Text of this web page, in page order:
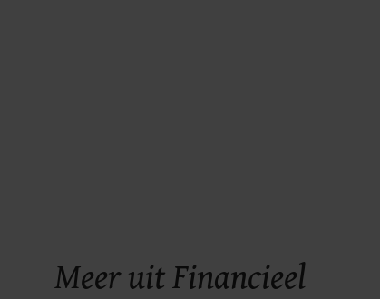
Meer uit Financieel